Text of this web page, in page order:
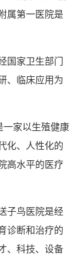
属第一医院是
国家卫生部门
、临床应用为
一家以生殖健康
化、人性化的
高水平的医疗
子鸟医院是经
诊断和治疗的
、科技、设备